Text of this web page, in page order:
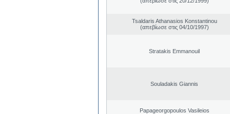
Tsaldaris Athanasios Konstantinou
(απεβίωσε στις 04/10/1997)
Stratakis Emmanouil
Souladakis Giannis
Papageorgopoulos Vasileios